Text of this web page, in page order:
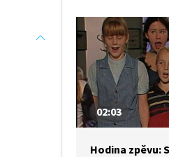
02:03
Hodina zpěvu: